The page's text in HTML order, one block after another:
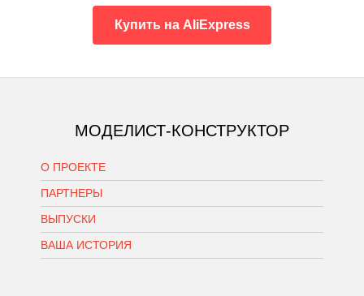
Купить на AliExpress
МОДЕЛИСТ-КОНСТРУКТОР
О ПРОЕКТЕ
ПАРТНЕРЫ
ВЫПУСКИ
ВАША ИСТОРИЯ